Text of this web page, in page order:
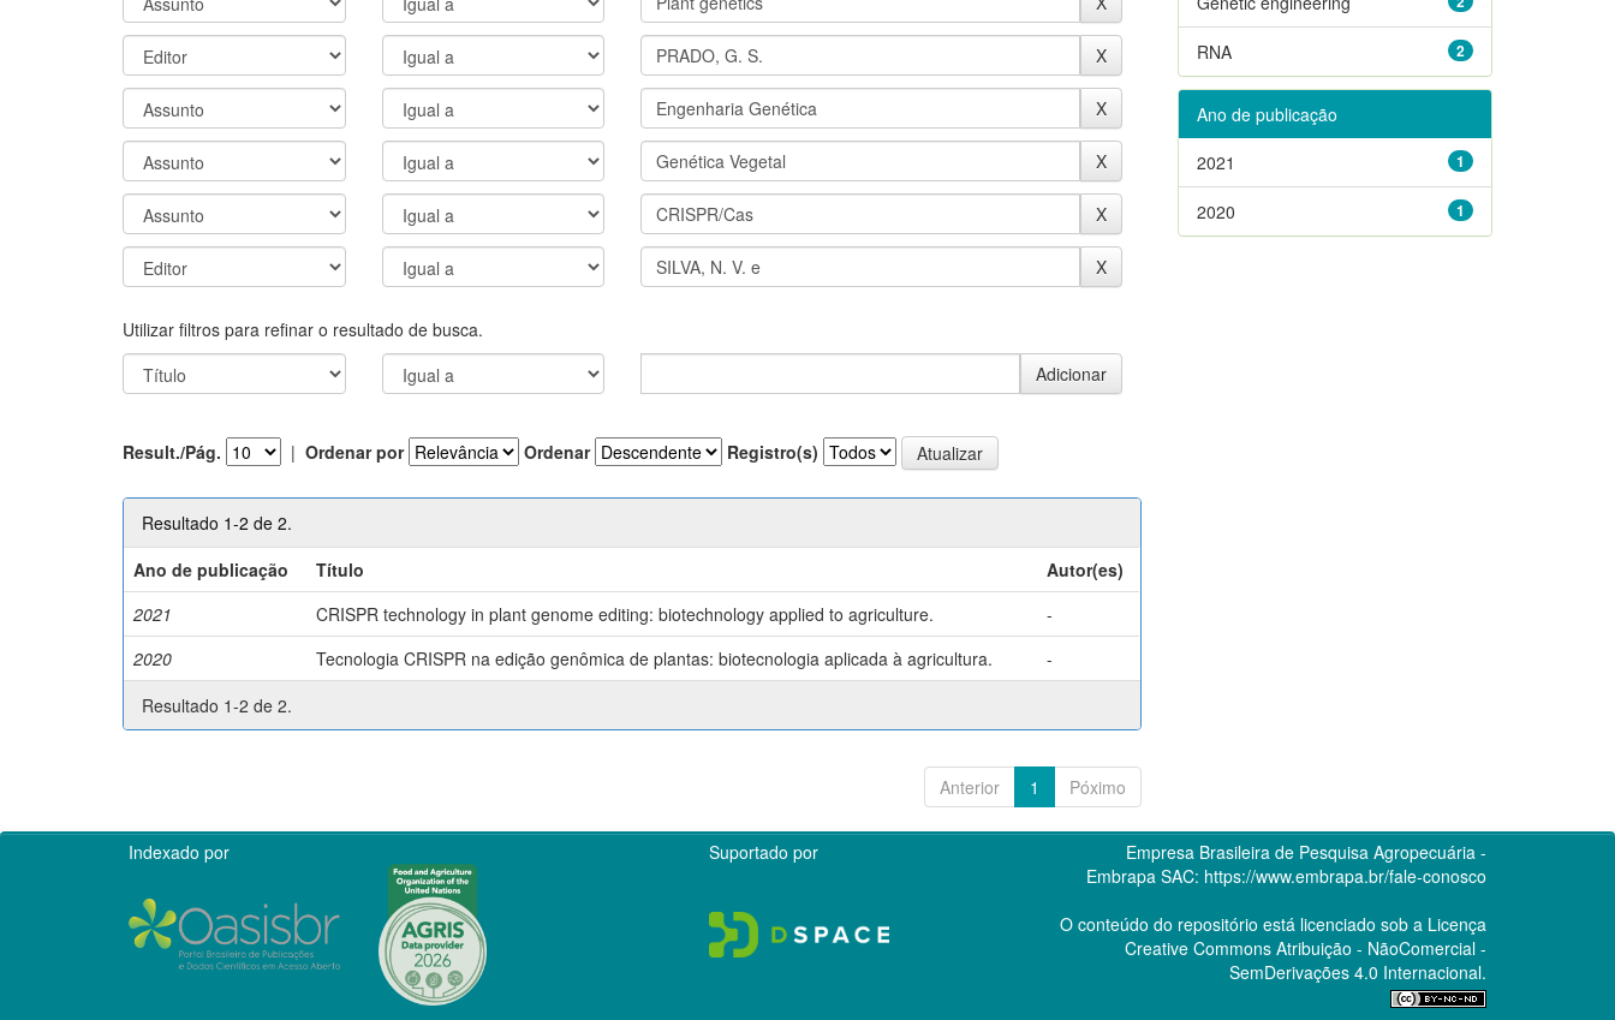
Utilizar filtros para refinar o resultado de busca.
Result./Pág. | Ordenar por Ordenar Registro(s)
Resultado 1-2 de 2.
Ano de publicação
Título
Autor(es)
2021
CRISPR technology in plant genome editing: biotechnology applied to agriculture.
-
2020
Tecnologia CRISPR na edição genômica de plantas: biotecnologia aplicada à agricultura.
-
Resultado 1-2 de 2.
Anterior 1 Póximo
2
RNA
Ano de publicação
1
2021
1
2020
Indexado por Suportado por
Empresa Brasileira de Pesquisa Agropecuária -
Embrapa SAC: https://www.embrapa.br/fale-conosco
O conteúdo do repositório está licenciado sob a Licença
Creative CommonsAtribuição - NãoComercial -
SemDerivações 4.0 Internacional.